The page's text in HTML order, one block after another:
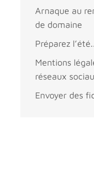
Arnaque au
de domaine
Préparez
Mentions
réseaux
Envoyer des